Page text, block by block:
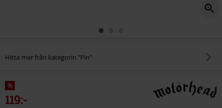
Hitta mer från kategorin "Pin"
%
119:-